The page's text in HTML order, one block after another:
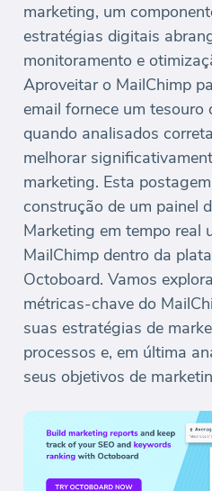
marketing, um
estratégias digitais
monitoramento e
Aproveitar o MailChimp
email fornece um tesouro
quando analisados
melhorar
marketing. Esta
construção de um painel
Marketing em tempo real
MailChimp dentro da
Octoboard. Vamos
métricas-chave do
suas estratégias de
processos e, em última
seus objetivos de